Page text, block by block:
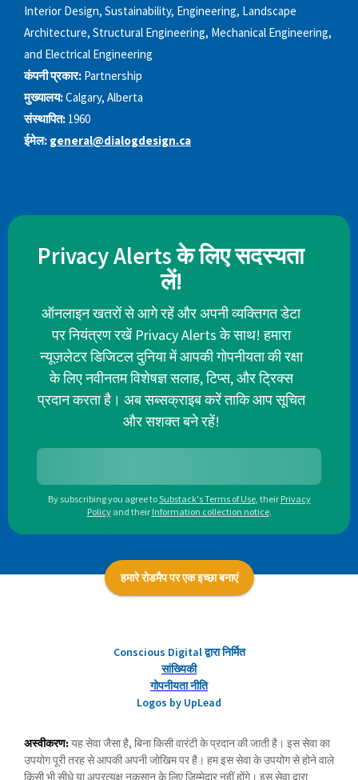
Interior Design, Sustainability, Engineering, Landscape
Architecture, Structural Engineering, Mechanical Engineering,
and Electrical Engineering
कंपनी प्रकार: Partnership
मुख्यालय:Calgary, Alberta
संस्थापित: 1960
ईमेल: general@dialogdesign.ca
Privacy Alerts के लिए सदस्यता
लें!
ऑनलाइन खतरों से आगे रहें और अपनी व्यक्तिगत डेटा
पर नियंत्रण रखें Privacy Alerts के साथ! हमारा
न्यूज़लेटर डिजिटल दुनिया में आपकी गोपनीयता की रक्षा
के लिए नवीनतम विशेषज्ञ सलाह, टिप्स, और ट्रिक्स
प्रदान करता है। अब सब्सक्राइब करें ताकि आप सूचित
और सशक्त बने रहें!
By subscribing you agree toSubstack's Terms of Use, their Privacy
Policy and their Information collection notice.
हमारे रोडमैप पर एक इच्छा बनाएं
Conscious Digital द्वारा निर्मित
सांख्यिकी
गोपनीयता नीति
Logos by UpLead
अस्वीकरण: यह सेवा जैसा है, बिना किसी वारंटी के प्रदान की जाती है। इस सेवा का
उपयोग पूरी तरह से आपकी अपनी जोखिम पर है। हम इस सेवा के उपयोग से होने वाले